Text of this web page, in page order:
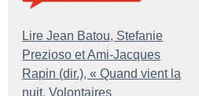
Lire Jean Batou, Stefanie
Prezioso et Ami-Jacques
Rapin (dir.), « Quand vient la
nuit. Volontaires